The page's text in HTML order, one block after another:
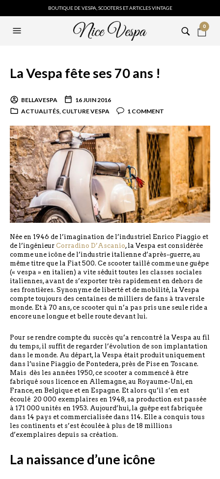
BOUTIQUE DE VESPA, SCOOTERS ET ARTICLES VINTAGE
0
La Vespa fête ses 70 ans !
BELLAVESPA
16 JUIN 2016
ACTUALITÉS, CULTURE VESPA 1 COMMENT
Née en 1946 de l’imagination de l’industriel Enrico Piaggio et
de l’ingénieur Corradino D’Ascanio, la Vespa est considérée
comme une icône de l’industrie italienne d’après-guerre, au
même titre que la Fiat 500. Ce scooter taillé comme une guêpe
(« vespa » en italien) a vite séduit toutes les classes sociales
italiennes, avant de s’exporter très rapidement en dehors de
ses frontières. Synonyme de liberté et de mobilité, la Vespa
compte toujours des centaines de milliers de fans à traversle
monde. Et à 70 ans, ce scooter qui n’a pas pris une seule ride a
encore une longue et belle route devant lui.
Pour se rendre compte du succès qu’a rencontré la Vespa au fil
du temps, il suffit de regarder l’évolution de son implantation
dans le monde. Au départ, la Vespa était produit uniquement
dans l’usine Piaggio de Pontedera, près de Pise en Toscane.
Mais dès les années 1950, ce scooter a commencé à être
fabriqué sous licence en Allemagne, au Royaume-Uni, en
France, en Belgique et en Espagne. Et alors qu’il s’en est
écoulé 20 000 exemplaires en 1948, sa production est passée
à 171 000 unités en 1953. Aujourd’hui, la guêpe est fabriquée
dans 14 pays et commercialisée dans 114. Elle a conquis tous
les continents et s’est écoulée à plus de 18 millions
d’exemplaires depuis sa création.
La naissance d’une icône